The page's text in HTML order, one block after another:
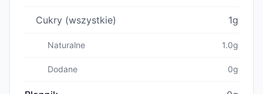
Cukry (wszystkie) 1g
Naturalne 1.0g
Dodane 0g